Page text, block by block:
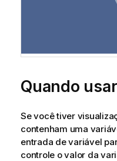
Quando usar
Se você tiver
contenham uma
entrada de variável
controle o valor da